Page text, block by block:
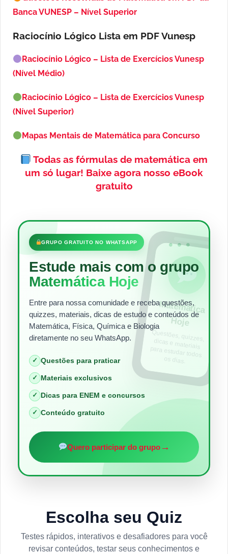
Banca VUNESP – Nível Superior
Raciocínio Lógico Lista em PDFVunesp
Raciocínio Lógico – Lista de Exercícios Vunesp
(Nível Médio)
Raciocínio Lógico – Lista de Exercícios Vunesp
(Nível Superior)
Mapas Mentais de Matemática para Concurso
Todas as fórmulas de matemática em
um só lugar! Baixe agora nosso eBook
gratuito
•••
GRUPO GRATUITO NO WHATSAPP
Estude mais com o grupo
Matemática Hoje
Entre para nossa comunidade e receba questões,
quizzes, materiais, dicas de estudo e conteúdos de
Matemática, Física, Química e Biologia
diretamente no seu WhatsApp.
✓ Questões para praticar
✓ Materiais exclusivos
✓ Dicas para ENEM e concursos
✓ Conteúdo gratuito
Quero participar do grupo→
Matem
ática
Hoje
Questões, quizzes,
dicas e materiais
para estudar todos
os dias.
Escolha seu Quiz
Testes rápidos, interativos e desafiadores para você
revisar conteúdos, testar seus conhecimentos e